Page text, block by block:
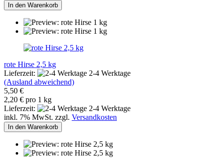
In den Warenkorb
rote Hirse 2,5 kg
Lieferzeit:
2-4 Werktage
(Ausland abweichend)
5,50 €
2,20 € pro 1 kg
Lieferzeit:
2-4 Werktage
inkl. 7% MwSt. zzgl. Versandkosten
In den Warenkorb